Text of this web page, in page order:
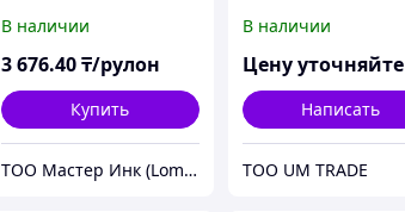
плотности
В наличии
3 676.40₸/рулон
Купить
ТОО Мастер Инк (Lomond.kz)
В наличии
Цену уточняйте
Написать
ТОО UM TRADE